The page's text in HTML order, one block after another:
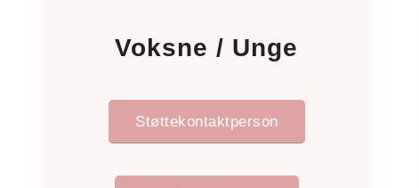
Voksne / Unge
Støttekontaktperson